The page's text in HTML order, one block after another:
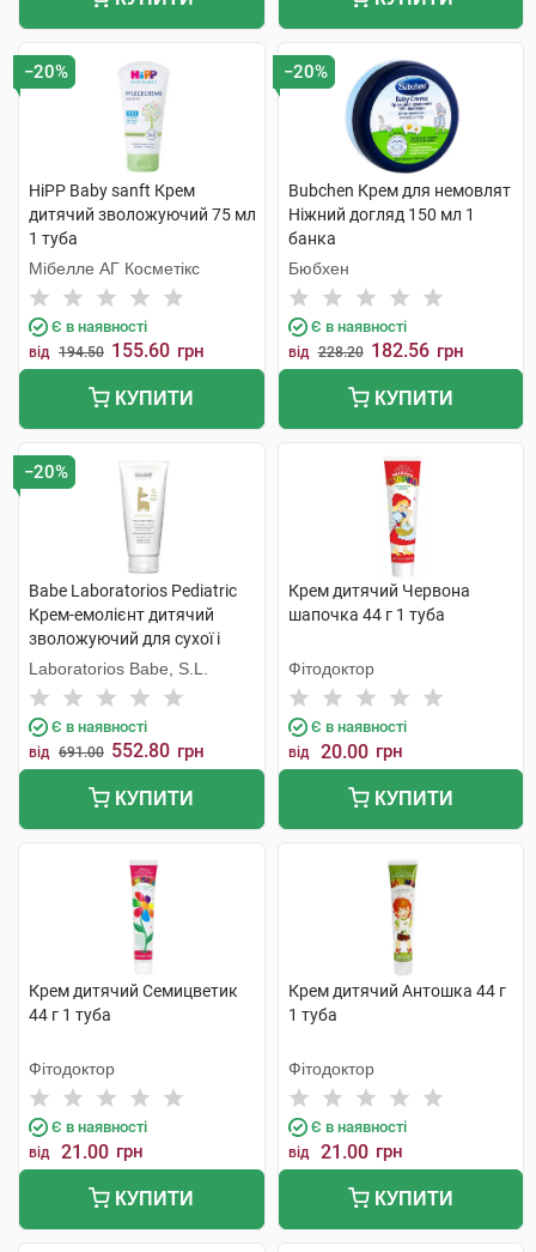
−20%
HiPP Baby sanft Крем
дитячий зволожуючий 75 мл
1 туба
Мібелле АГ Косметікс
Є в наявності
від 194.50 155.60 грн
КУПИТИ
−20%
Bubchen Крем для немовлят
Ніжний догляд 150 мл 1
банка
Бюбхен
Є в наявності
від 228.20 182.56 грн
КУПИТИ
−20%
Babe Laboratorios Pediatric
Крем-емолієнт дитячий
зволожуючий для сухої і
атопічної шкіри 200 мл 1
туба
Laboratorios Babe, S.L.
Є в наявності
від 691.00 552.80 грн
КУПИТИ
Крем дитячий Червона
шапочка 44 г 1 туба
Фітодоктор
Є в наявності
від 20.00 грн
КУПИТИ
Крем дитячий Семицветик
44 г 1 туба
Фітодоктор
Є в наявності
від 21.00 грн
КУПИТИ
Крем дитячий Антошка 44 г
1 туба
Фітодоктор
Є в наявності
від 21.00 грн
КУПИТИ